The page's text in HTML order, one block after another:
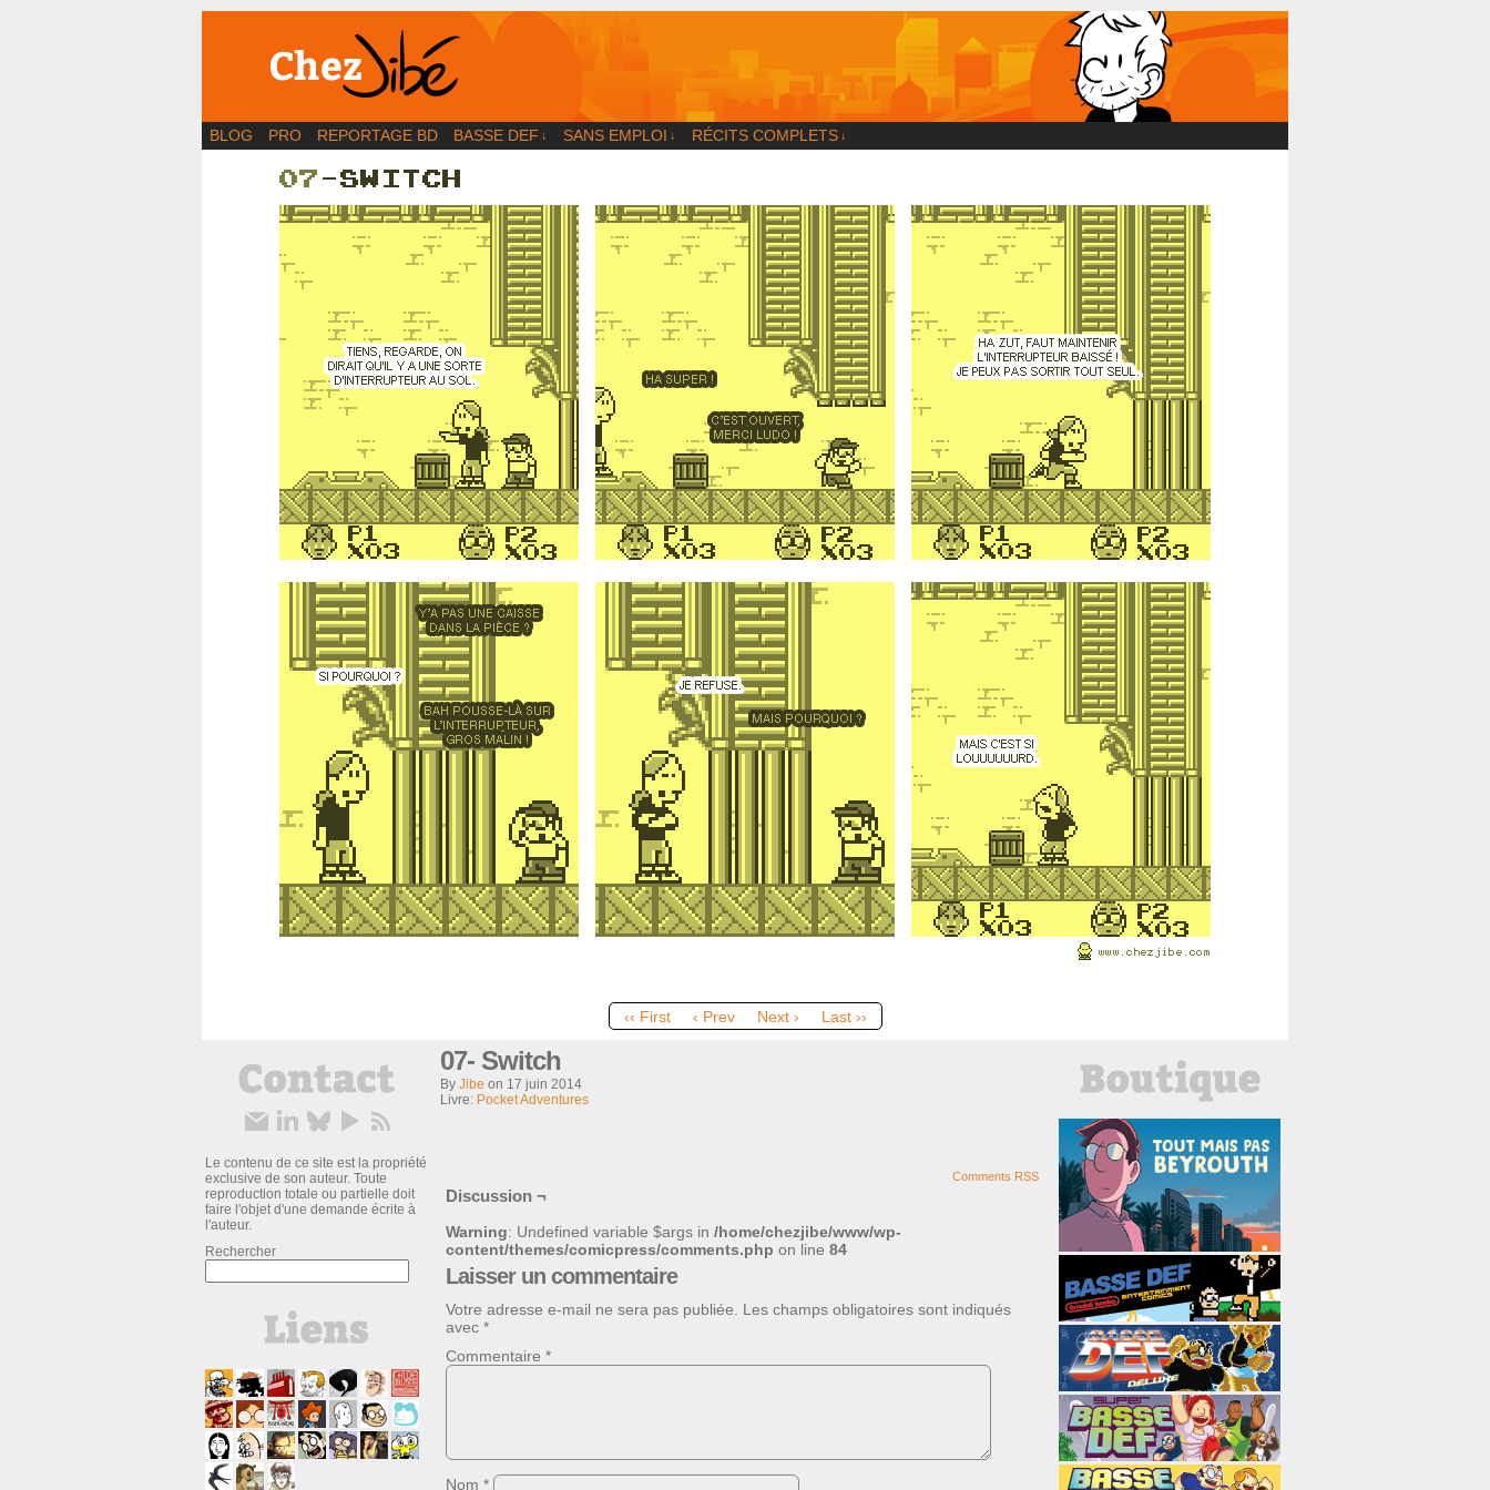
BD | Illustration | Blog
BLOG PRO REPORTAGE BD BASSE DEF ↓ SANS EMPLOI ↓ RÉCITS COMPLETS ↓
‹‹ First ‹ Prev Next › Last ››
Le contenu de ce site est la propriété
exclusive de son auteur. Toute
reproduction totale ou partielle doit
faire l'objet d'une demande écrite à
l'auteur.
Rechercher
07- Switch
By Jibe on 17 juin 2014
Livre: Pocket Adventures
Comments RSS
Discussion ¬
Warning: Undefined variable $args in /home/chezjibe/www/wp-
content/themes/comicpress/comments.php on line 84
Laisser un commentaire
Votre adresse e-mail ne sera pas publiée.
Les champs obligatoires sont indiqués
avec *
Commentaire *
Nom *